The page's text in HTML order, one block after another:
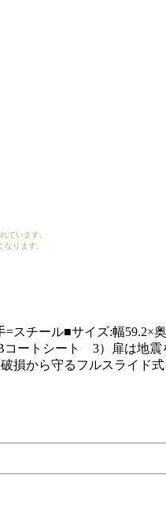
ています。
ります。
スチール■サイズ:幅59.2×
ートシート 3）扉は地
損から守るフルスライド